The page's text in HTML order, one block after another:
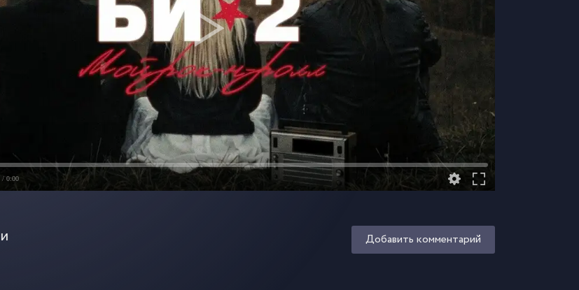
/ 0:00
Добавить комментарий